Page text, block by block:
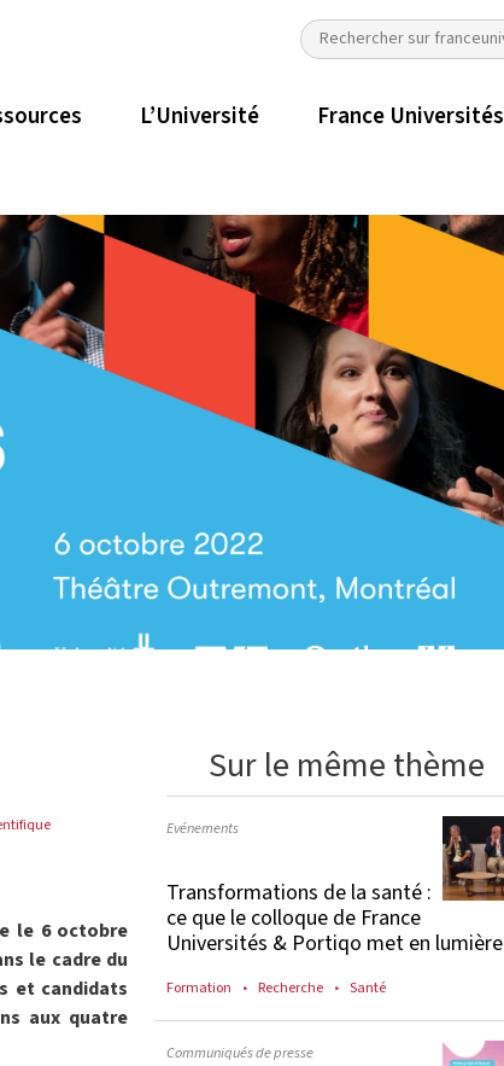
L’Université France Universités
le 6 octobre
le cadre du
et candidats
aux quatre
Sur le même thème
Evénements
Transformations de la santé :
ce que le colloque de France
Universités & Portiqo met en lumière
Formation Recherche Santé
Communiqués de presse